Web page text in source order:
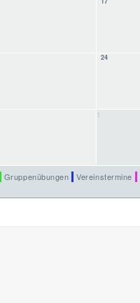
24
1
Gruppenübungen Vereinstermine